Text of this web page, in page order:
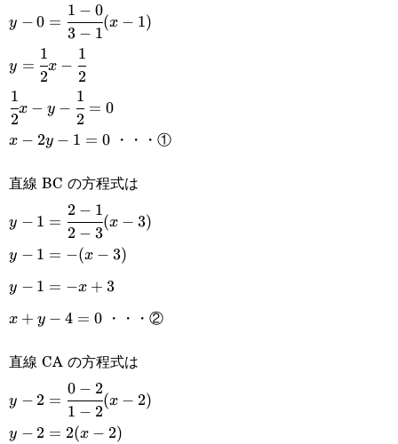
0=\cfrac{1-
0}{3-1}(x-
1)
y − 0 =
3 − 1
1 − 0
(x − 1)
y=\cfrac{1}
{2}x-
\cfrac{1}
{2}
y =
2
1
x −
2
1
\cfrac{1}
{2}x-y-
{2}=0
2
1
x − y −
2
1
= 0
x-
2y-
x − 2y − 1 = 0 ・・・①
直線 BC の方程式は
1=\cfrac{2-
y − 1 =
2 − 3
2 − 1
(x − 3)
y-
1=-
(x-
y − 1 = −(x − 3)
y-
1=-
y − 1 = −x + 3
x+y-
4=0
x + y − 4 = 0 ・・・②
直線 CA の方程式は
2=\cfrac{0-
y − 2 =
1 − 2
0 − 2
(x − 2)
y-
y − 2 = 2(x − 2)